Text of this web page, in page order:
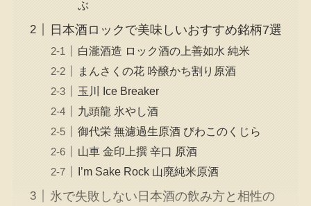
ぶ
日本酒ロックで美味しいおすすめ銘柄7選
白瀧酒造 ロック酒の上善如水 純米
まんさくの花 吟醸かち割り原酒
玉川 Ice Breaker
九頭龍 氷やし酒
御代栄 無濾過生原酒 びわこのくじら
山車 金印上撰 辛口 原酒
I’m Sake Rock 山廃純米原酒
氷で失敗しない日本酒の飲み方と相性の